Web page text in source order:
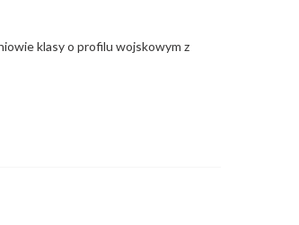
klasy o profilu wojskowym z